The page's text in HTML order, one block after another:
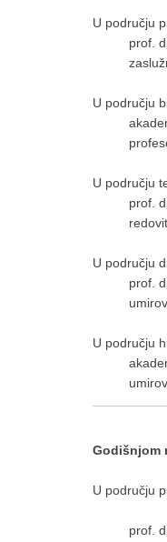
U području
prof.
U području
U području
prof.
U području
prof.
U području
Godišnjom
U području
prof.